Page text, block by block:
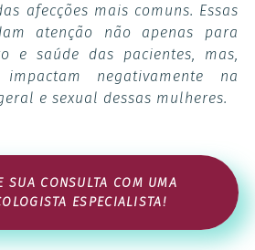
afecções mais comuns. Essas
atenção não apenas para
e saúde das pacientes, mas,
negativamente na
e sexual dessas mulheres.
SUA CONSULTA COM UMA
ESPECIALISTA!